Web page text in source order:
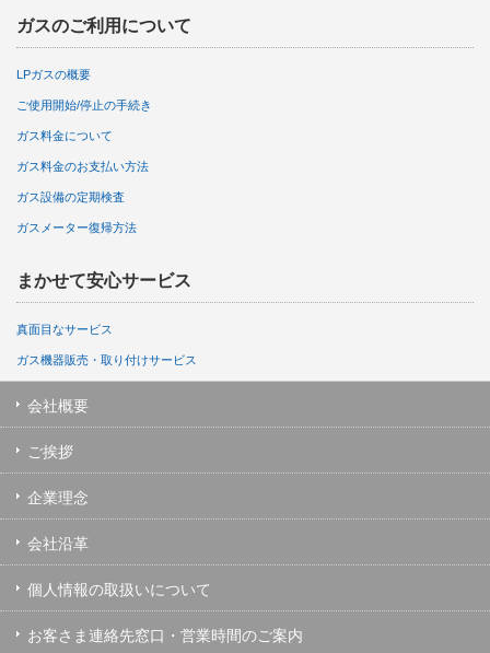
ガスのご利用について
LPガスの概要
ご使用開始/停止の手続き
ガス料金について
ガス料金のお支払い方法
ガス設備の定期検査
ガスメーター復帰方法
まかせて安心サービス
真面目なサービス
ガス機器販売・取り付けサービス
会社概要
ご挨拶
企業理念
会社沿革
個人情報の取扱いについて
お客さま連絡先窓口・営業時間のご案内